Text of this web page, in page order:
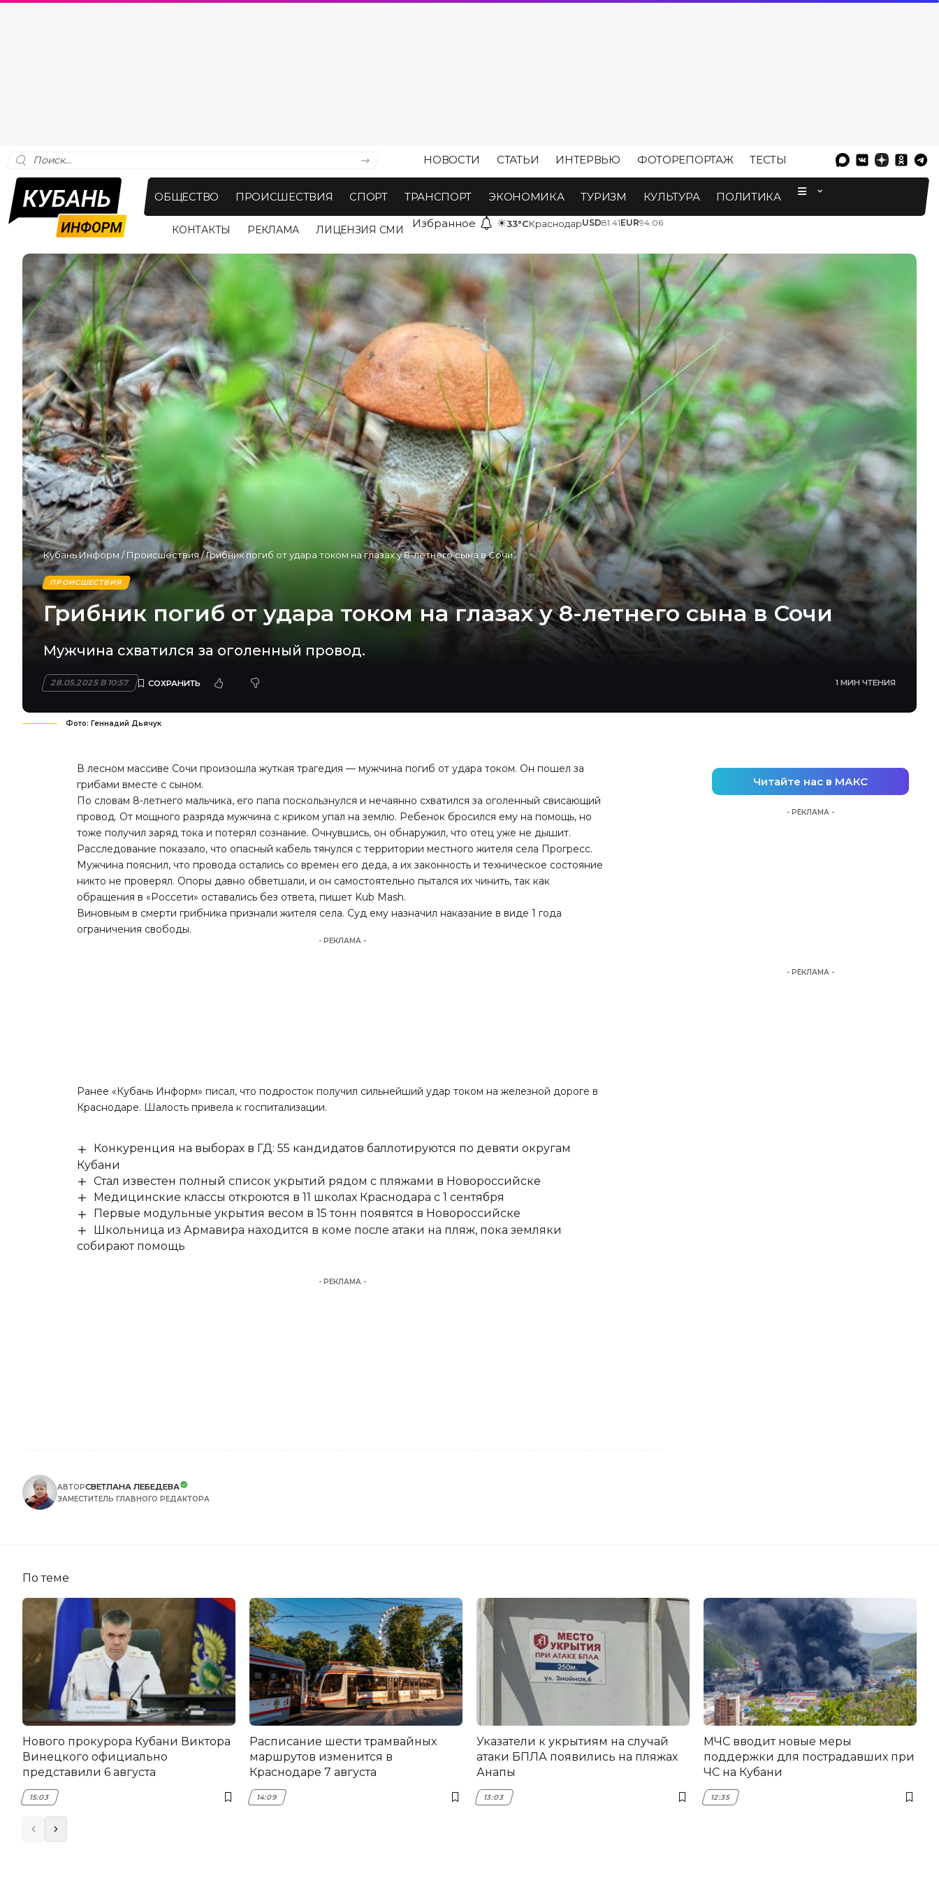
НОВОСТИ СТАТЬИ ИНТЕРВЬЮ ФОТОРЕПОРТАЖ ТЕСТЫ
ОБЩЕСТВО ПРОИСШЕСТВИЯ СПОРТ ТРАНСПОРТ ЭКОНОМИКА ТУРИЗМ КУЛЬТУРА ПОЛИТИКА
КОНТАКТЫ РЕКЛАМА ЛИЦЕНЗИЯ СМИ Избранное ☀33°CКраснодарUSD81.41EUR94.06
Кубань Информ /Происшествия/Грибник погиб от удара током на глазах у 8-летнего сына в Сочи
ПРОИСШЕСТВИЯ
Грибник погиб от удара током на глазах у 8-летнего сына в Сочи
Мужчина схватился за оголенный провод.
28.05.2025 В 10:57 1 МИН ЧТЕНИЯ
Фото: Геннадий Дьячук
В лесном массиве Сочи произошла жуткая трагедия — мужчина погиб от удара током. Он пошел за
грибами вместе с сыном.
По словам 8-летнего мальчика, его папа поскользнулся и нечаянно схватился за оголенный свисающий
провод. От мощного разряда мужчина с криком упал на землю. Ребенок бросился ему на помощь, но
тоже получил заряд тока и потерял сознание. Очнувшись, он обнаружил, что отец уже не дышит.
Расследование показало, что опасный кабель тянулся с территории местного жителя села Прогресс.
Мужчина пояснил, что провода остались со времен его деда, а их законность и техническое состояние
никто не проверял. Опоры давно обветшали, и он самостоятельно пытался их чинить, так как
обращения в «Россети» оставались без ответа, пишет Kub Mash.
Виновным в смерти грибника признали жителя села. Суд ему назначил наказание в виде 1 года
ограничения свободы.
- РЕКЛАМА -
Ранее «Кубань Информ» писал, что подросток получил сильнейший удар током на железной дороге в
Краснодаре. Шалость привела к госпитализации.
Конкуренция на выборах в ГД: 55 кандидатов баллотируются по девяти округам
Кубани
Стал известен полный список укрытий рядом с пляжами в Новороссийске
Медицинские классы откроются в 11 школах Краснодара с 1 сентября
Первые модульные укрытия весом в 15 тонн появятся в Новороссийске
Школьница из Армавира находится в коме после атаки на пляж, пока земляки
собирают помощь
- РЕКЛАМА -
АВТОРСВЕТЛАНА ЛЕБЕДЕВА
ЗАМЕСТИТЕЛЬ ГЛАВНОГО РЕДАКТОРА
Читайте нас в МАКС
- РЕКЛАМА -
- РЕКЛАМА -
По теме
Нового прокурора Кубани Виктора
Винецкого официально
представили 6 августа
15:03
Расписание шести трамвайных
маршрутов изменится в
Краснодаре 7 августа
14:09
Указатели к укрытиям на случай
атаки БПЛА появились на пляжах
Анапы
13:03
МЧС вводит новые меры
поддержки для пострадавших при
ЧС на Кубани
12:35